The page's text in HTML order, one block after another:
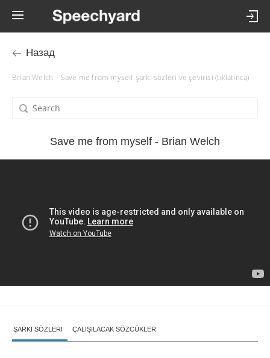
Назад
Brian Welch – Save me from myself şarkı sözleri ve çevirisi (tıklatınca)
Save me from myself - Brian Welch
ŞARKI SÖZLERI ÇALIŞILACAK SÖZCÜKLER